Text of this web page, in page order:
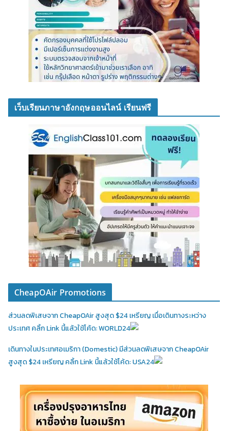
เว็บเรียนภาษาอังกฤษออนไลน์ เรียนฟรี
CheapOAir Promotions
ส่วนลดพิเสษจาก CheapOAir สูงสุด $24 เหรียญ เมื่อเดินทางระหว่าง
ประเทศ คลิ้ก Link นี้แล้วใช้โค้ด: WORLD24
เดินทางในประเทศอเมริกา (Domestic)มีส่วนลดพิเสษจาก CheapOAir
สูงสุด $24 เหรียญ คลิ้ก Link นี้แล้วใช้โค้ด: USA24